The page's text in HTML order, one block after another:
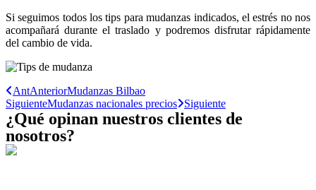
Si seguimos todos los tips para mudanzas indicados, el estrés no nos
acompañará durante el traslado y podremos disfrutar rápidamente
del cambio de vida.
AntAnteriorMudanzas Bilbao
SiguienteMudanzas nacionales precios Siguiente
¿Qué opinan nuestros clientes de
nosotros?